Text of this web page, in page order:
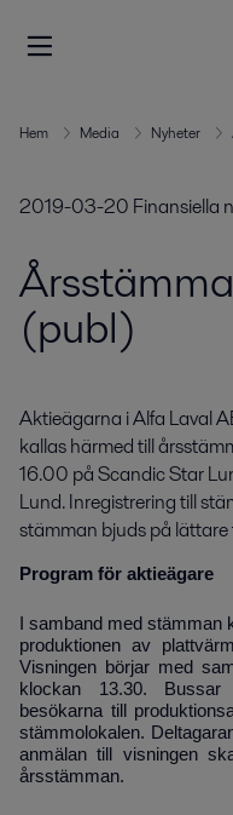
Hem Media Nyheter
2019-03-20 Finansiella
(publ)
Aktieägarna i Alfa Laval
kallas härmed till
16.00 på Scandic Star
Lund. Inregistrering till
stämman bjuds på
Program för aktieägare
I samband med
produktionen av
Visningen börjar med
klockan 13.30. Bussar
besökarna till
stämmolokalen.
anmälan till visningen
årsstämman.